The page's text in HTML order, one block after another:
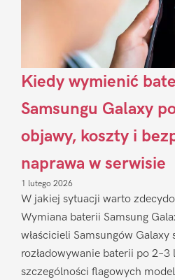
Kiedy wymienić
Samsungu Galaxy
objawy, koszty i
naprawa w serwisie
1 lutego 2026
W jakiej sytuacji warto
Wymiana baterii Samsung
właścicieli Samsungów
rozładowywanie baterii po
szczególności flagowych